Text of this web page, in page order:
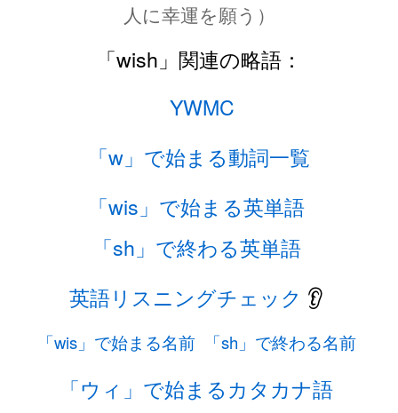
人に幸運を願う）
「wish」関連の略語：
YWMC
「w」で始まる動詞一覧
「wis」で始まる英単語
「sh」で終わる英単語
英語リスニングチェック 👂
「wis」で始まる名前 「sh」で終わる名前
「ウィ」で始まるカタカナ語